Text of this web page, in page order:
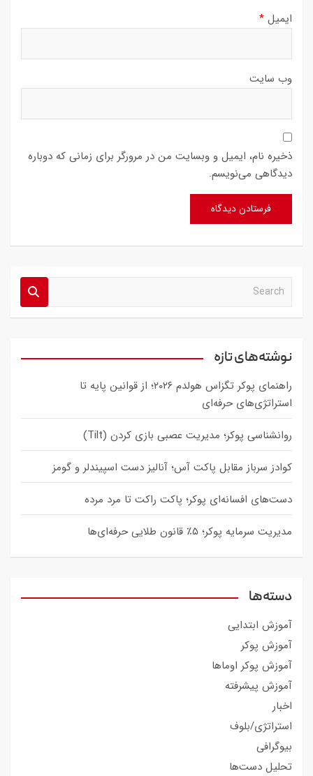
ایمیل *
وب‌ سایت
ذخیره نام، ایمیل و وبسایت من در مرورگر برای زمانی که دوباره
دیدگاهی می‌نویسم.
a
c
نوشته‌های تازه
راهنمای پوکر تگزاس هولدم ۲۰۲۶؛ از قوانین پایه تا
استراتژی‌های حرفه‌ای
روانشناسی پوکر؛ مدیریت عصبی بازی کردن (Tilt)
کوادز سرباز مقابل پاکت آس؛ آنالیز دست اسپیندلر و گومز
دست‌های افسانه‌ای پوکر؛ پاکت راکت تا مرد مرده
مدیریت سرمایه پوکر؛ ۵٪ قانون طلایی حرفه‌ای‌ها
دسته‌ها
آموزش ابتدایی
آموزش پوکر
آموزش پوکر اوماها
آموزش پیشرفته
اخبار
استراتژی/بلوف
بیوگرافی
تحلیل دست‌ها